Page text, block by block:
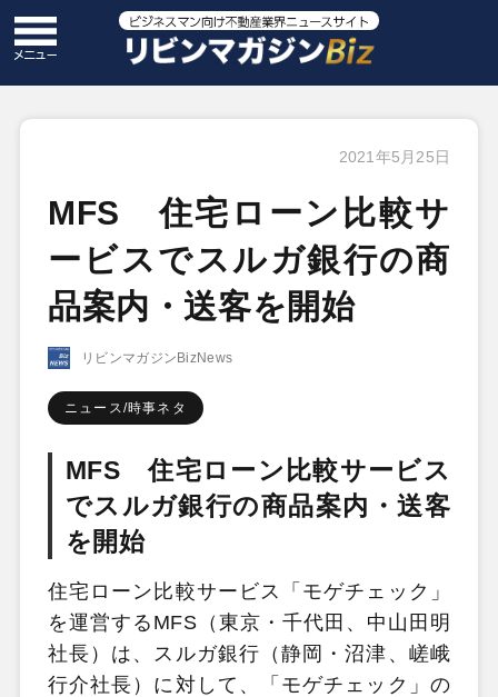
2021年5月25日
MFS 住宅ローン比較サ
ービスでスルガ銀行の商
品案内・送客を開始
リビンマガジンBizNews
ニュース/時事ネタ
MFS 住宅ローン比較サービス
でスルガ銀行の商品案内・送客
を開始
住宅ローン比較サービス「モゲチェック」
を運営するMFS（東京・千代田、中山田明
社長）は、スルガ銀行（静岡・沼津、嵯峨
行介社長）に対して、「モゲチェック」の